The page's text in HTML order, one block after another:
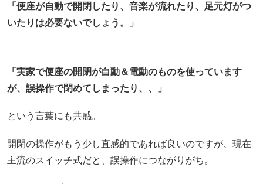
「便座が自動で開閉したり、音楽が流れたり、足元灯がつ
いたりは必要ないでしょう。」
「実家で便座の開閉が自動＆電動のものを使っています
が、誤操作で閉めてしまったり、、」
という言葉にも共感。
開閉の操作がもう少し直感的であれば良いのですが、現在
主流のスイッチ式だと、誤操作につながりがち。